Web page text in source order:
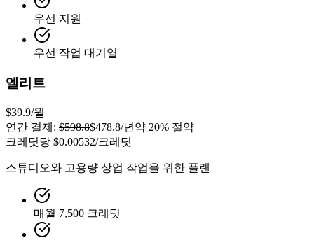
우선 지원
우선 작업 대기열
엘리트
$39.9/월
연간 결제: $598.8$478.8/년 약 20% 절약
크레딧당 $0.00532/크레딧
스튜디오와 고용량 상업 작업을 위한 플랜
매월 7,500 크레딧